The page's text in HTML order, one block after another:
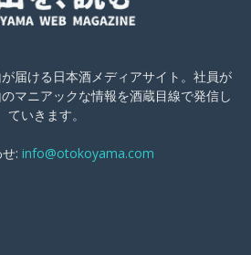
届ける日本酒メディアサイト。社員が
マニアックな情報を酒蔵目線で発信し
ていきます。
: info@otokoyama.com